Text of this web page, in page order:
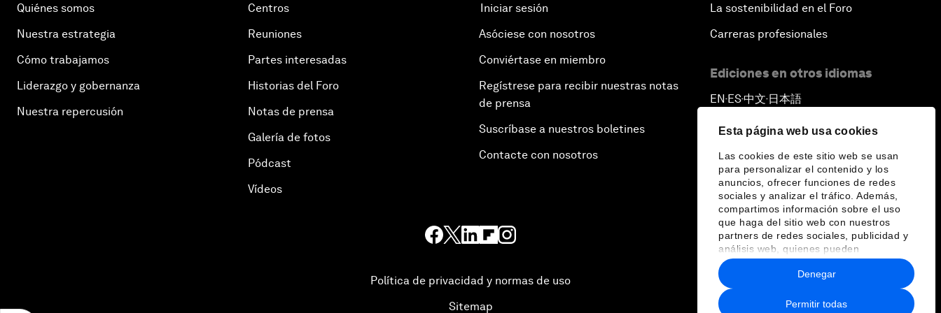
Esta página web usa cookies
Las cookies de este sitio web se usan
para personalizar el contenido y los
anuncios, ofrecer funciones de redes
sociales y analizar el tráfico. Además,
compartimos información sobre el uso
que haga del sitio web con nuestros
partners de redes sociales, publicidad y
análisis web, quienes pueden
combinarla con otra información que les
haya proporcionado o que hayan
recopilado a partir del uso que haya
hecho de sus servicios.
Permitir todas
Denegar
Quiénes somos
Nuestra estrategia
Cómo trabajamos
Liderazgo y gobernanza
Nuestra repercusión
Centros
Reuniones
Partes interesadas
Historias del Foro
Notas de prensa
Galería de fotos
Pódcast
Vídeos
Iniciar sesión
Asóciese con nosotros
Conviértase en miembro
Regístrese para recibir nuestras notas
de prensa
Suscríbase a nuestros boletines
Contacte con nosotros
La sostenibilidad en el Foro
Carreras profesionales
Ediciones en otros idiomas
EN ▪ ES▪中文▪ 日本語
Política de privacidad y normas de uso
Sitemap